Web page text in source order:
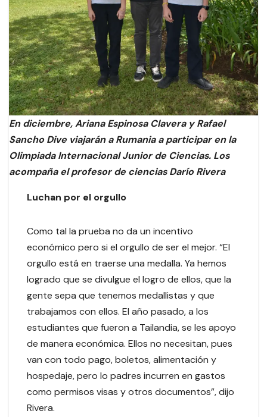
En diciembre, Ariana Espinosa Clavera y Rafael
Sancho Dive viajarán a Rumania a participar en la
Olimpiada Internacional Junior de Ciencias. Los
acompaña el profesor de ciencias Darío Rivera
Luchan por el orgullo
Como tal la prueba no da un incentivo
económico pero si el orgullo de ser el mejor. “El
orgullo está en traerse una medalla. Ya hemos
logrado que se divulgue el logro de ellos, que la
gente sepa que tenemos medallistas y que
trabajamos con ellos. El año pasado, a los
estudiantes que fueron a Tailandia, se les apoyo
de manera económica. Ellos no necesitan, pues
van con todo pago, boletos, alimentación y
hospedaje, pero lo padres incurren en gastos
como permisos visas y otros documentos”, dijo
Rivera.